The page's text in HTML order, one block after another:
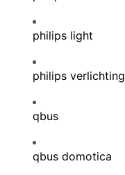
philips light
philips verlichting
qbus
qbus domotica